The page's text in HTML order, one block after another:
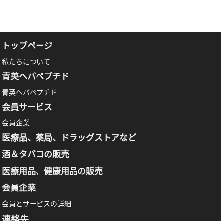
トップページ
私たちについて
青英へパペプチド
青英へパペプチド
会員サービス
会員企業
医療品、薬局、ドラッグストアなど
酒＆タバコの販売
医療用品、健康用品の販売
会員企業
会員とサービスの詳細